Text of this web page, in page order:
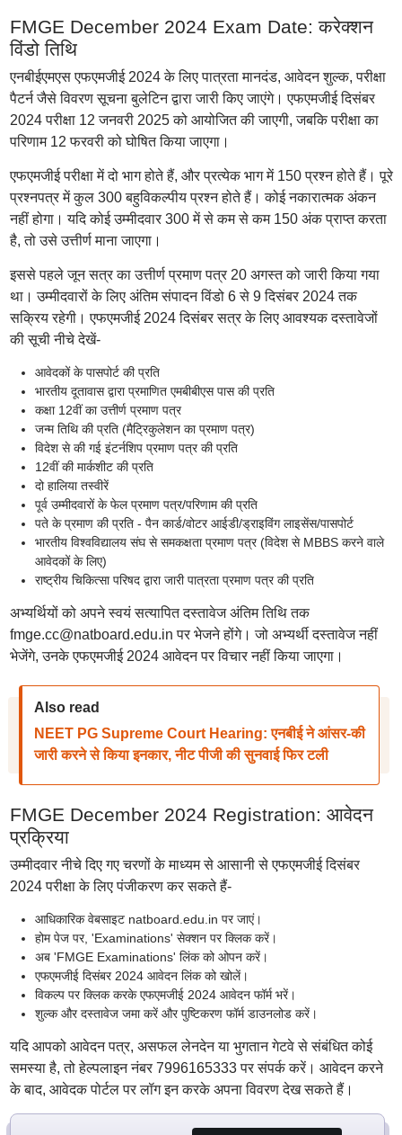
FMGE December 2024 Exam Date: करेक्शन
विंडो तिथि
एनबीईएमएस एफएमजीई 2024 के लिए पात्रता मानदंड, आवेदन शुल्क, परीक्षा
पैटर्न जैसे विवरण सूचना बुलेटिन द्वारा जारी किए जाएंगे। एफएमजीई दिसंबर
2024 परीक्षा 12 जनवरी 2025 को आयोजित की जाएगी, जबकि परीक्षा का
परिणाम 12 फरवरी को घोषित किया जाएगा।
एफएमजीई परीक्षा में दो भाग होते हैं, और प्रत्येक भाग में 150 प्रश्न होते हैं। पूरे
प्रश्नपत्र में कुल 300 बहुविकल्पीय प्रश्न होते हैं। कोई नकारात्मक अंकन
नहीं होगा। यदि कोई उम्मीदवार 300 में से कम से कम 150 अंक प्राप्त करता
है, तो उसे उत्तीर्ण माना जाएगा।
इससे पहले जून सत्र का उत्तीर्ण प्रमाण पत्र 20 अगस्त को जारी किया गया
था। उम्मीदवारों के लिए अंतिम संपादन विंडो 6 से 9 दिसंबर 2024 तक
सक्रिय रहेगी। एफएमजीई 2024 दिसंबर सत्र के लिए आवश्यक दस्तावेजों
की सूची नीचे देखें-
आवेदकों के पासपोर्ट की प्रति
भारतीय दूतावास द्वारा प्रमाणित एमबीबीएस पास की प्रति
कक्षा 12वीं का उत्तीर्ण प्रमाण पत्र
जन्म तिथि की प्रति (मैट्रिकुलेशन का प्रमाण पत्र)
विदेश से की गई इंटर्नशिप प्रमाण पत्र की प्रति
12वीं की मार्कशीट की प्रति
दो हालिया तस्वीरें
पूर्व उम्मीदवारों के फेल प्रमाण पत्र/परिणाम की प्रति
पते के प्रमाण की प्रति - पैन कार्ड/वोटर आईडी/ड्राइविंग लाइसेंस/पासपोर्ट
भारतीय विश्वविद्यालय संघ से समकक्षता प्रमाण पत्र (विदेश से MBBS करने वाले
आवेदकों के लिए)
राष्ट्रीय चिकित्सा परिषद द्वारा जारी पात्रता प्रमाण पत्र की प्रति
अभ्यर्थियों को अपने स्वयं सत्यापित दस्तावेज अंतिम तिथि तक
fmge.cc@natboard.edu.in पर भेजने होंगे। जो अभ्यर्थी दस्तावेज नहीं
भेजेंगे, उनके एफएमजीई 2024 आवेदन पर विचार नहीं किया जाएगा।
Also read
NEET PG Supreme Court Hearing: एनबीई ने आंसर-की
जारी करने से किया इनकार, नीट पीजी की सुनवाई फिर टली
FMGE December 2024 Registration: आवेदन
प्रक्रिया
उम्मीदवार नीचे दिए गए चरणों के माध्यम से आसानी से एफएमजीई दिसंबर
2024 परीक्षा के लिए पंजीकरण कर सकते हैं-
आधिकारिक वेबसाइट natboard.edu.in पर जाएं।
होम पेज पर, 'Examinations' सेक्शन पर क्लिक करें।
अब 'FMGE Examinations' लिंक को ओपन करें।
एफएमजीई दिसंबर 2024 आवेदन लिंक को खोलें।
विकल्प पर क्लिक करके एफएमजीई 2024 आवेदन फॉर्म भरें।
शुल्क और दस्तावेज जमा करें और पुष्टिकरण फॉर्म डाउनलोड करें।
यदि आपको आवेदन पत्र, असफल लेनदेन या भुगतान गेटवे से संबंधित कोई
समस्या है, तो हेल्पलाइन नंबर 7996165333 पर संपर्क करें। आवेदन करने
के बाद, आवेदक पोर्टल पर लॉग इन करके अपना विवरण देख सकते हैं।